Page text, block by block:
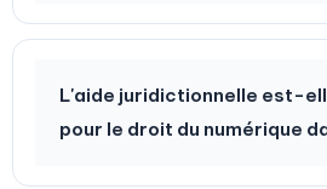
L'aide juridictionnelle est-
pour le droit du numérique